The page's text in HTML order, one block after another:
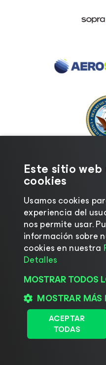
Este sitio
cookies
Usamos cookies
experiencia del
nos permite usar.
información sobre
cookies en nuestra
Detalles
MOSTRAR TODOS
MOSTRAR MÁS
ACEPTAR
TODAS